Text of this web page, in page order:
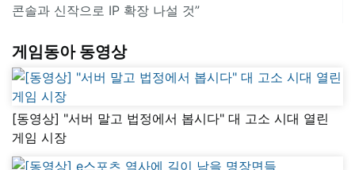
콘솔과 신작으로 IP 확장 나설 것”
게임동아 동영상
[동영상] "서버 말고 법정에서 봅시다" 대 고소 시대 열린
게임 시장